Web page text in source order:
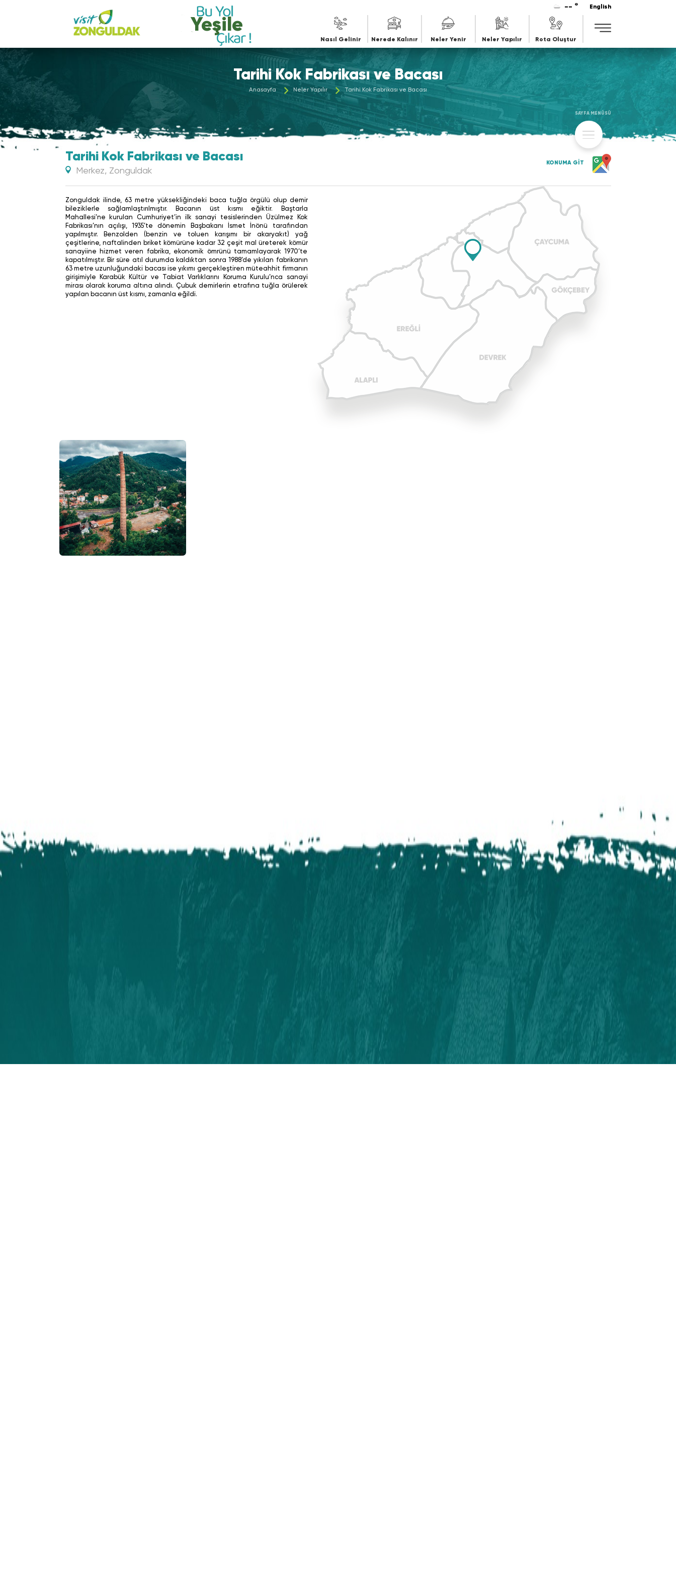
-- ° English
Yeşile
Nasıl Gelinir Nerede Kalınır Neler Yenir Neler Yapılır Rota Oluştur
Tarihi Kok Fabrikası ve Bacası
Anasayfa Neler Yapılır Tarihi Kok Fabrikası ve Bacası
SAYFA MENÜSÜ
Tarihi Kok Fabrikası ve Bacası
Merkez, Zonguldak
KONUMA GİT
Zonguldak ilinde, 63 metre yüksekliğindeki baca tuğla örgülü olup demir
bileziklerle sağlamlaştırılmıştır. Bacanın üst kısmı eğiktir. Baştarla
Mahallesi’ne kurulan Cumhuriyet’in ilk sanayi tesislerinden Üzülmez Kok
Fabrikası’nın açılışı, 1935’te dönemin Başbakanı İsmet İnönü tarafından
yapılmıştır. Benzolden (benzin ve toluen karışımı bir akaryakıt) yağ
çeşitlerine, naftalinden briket kömürüne kadar 32 çeşit mal üreterek kömür
sanayiine hizmet veren fabrika, ekonomik ömrünü tamamlayarak 1970’te
kapatılmıştır. Bir süre atıl durumda kaldıktan sonra 1988’de yıkılan fabrikanın
63 metre uzunluğundaki bacası ise yıkımı gerçekleştiren müteahhit firmanın
girişimiyle Karabük Kültür ve Tabiat Varlıklarını Koruma Kurulu’nca sanayi
mirası olarak koruma altına alındı. Çubuk demirlerin etrafına tuğla örülerek
yapılan bacanın üst kısmı, zamanla eğildi.